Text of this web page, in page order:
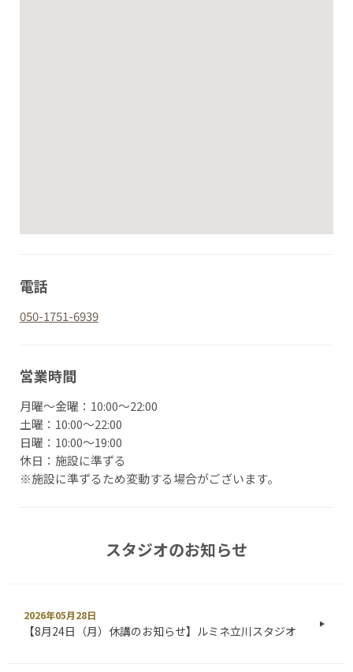
電話
050-1751-6939
営業時間
月曜〜金曜：10:00～22:00
土曜：10:00～22:00
日曜：10:00～19:00
休日：施設に準ずる
※施設に準ずるため変動する場合がございます。
スタジオのお知らせ
2026年05月28日
【8月24日（月）休講のお知らせ】ルミネ立川スタジオ